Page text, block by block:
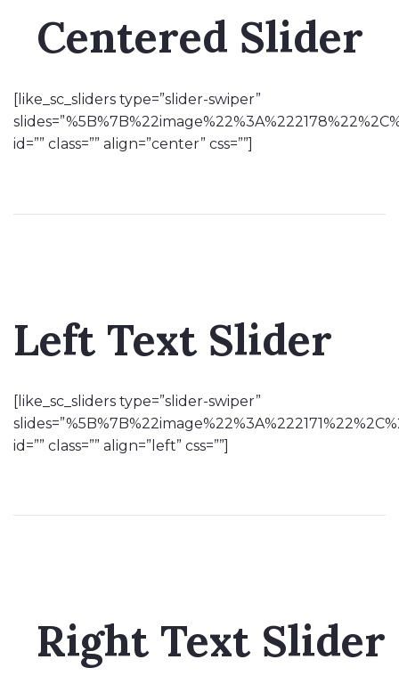
Centered Slider
[like_sc_sliders type=”slider-swiper”
id=”” class=”” align=”center” css=””]
Left Text Slider
[like_sc_sliders type=”slider-swiper”
id=”” class=”” align=”left” css=””]
Right Text Slider